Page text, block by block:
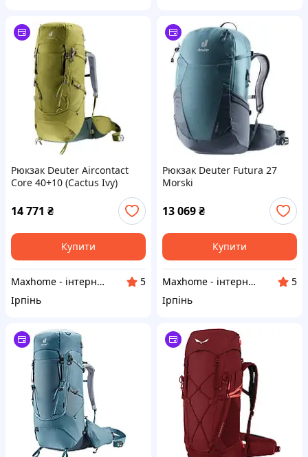
Рюкзак Deuter Aircontact
Core 40+10 (Cactus Ivy)
14 771 ₴
Купити
Maxhome - інтернет магазин
5
Ірпінь
Рюкзак Deuter Futura 27
Morski
13 069₴
Купити
Maxhome - інтернет магазин
5
Ірпінь